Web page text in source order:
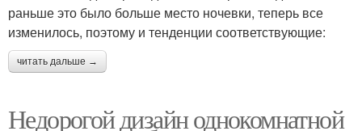
раньше это было больше место ночевки, теперь все
изменилось, поэтому и тенденции соответствующие:
читать дальше →
Недорогой дизайн однокомнатной